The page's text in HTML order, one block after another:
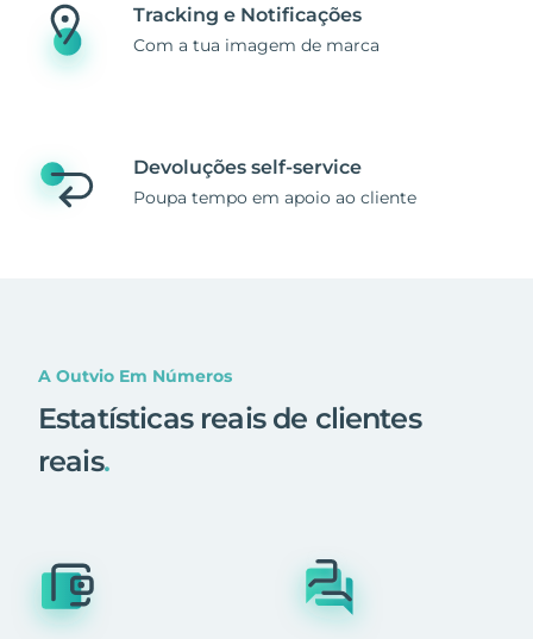
Tracking e Notificações
Com a tua imagem de marca
Devoluções self-service
Poupa tempo em apoio ao cliente
A Outvio Em Números
Estatísticas reais de clientes
reais.